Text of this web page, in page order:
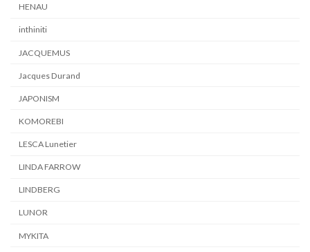
HENAU
inthiniti
JACQUEMUS
Jacques Durand
JAPONISM
KOMOREBI
LESCA Lunetier
LINDA FARROW
LINDBERG
LUNOR
MYKITA